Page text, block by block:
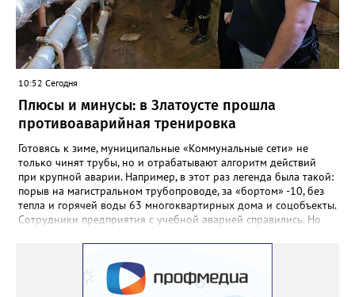
Златоуста Олег Решетников. «Её вклад зафиксирован в
важнейших документах школы, но главное - он остался в
людях: в тех учителях, которых она поддержала, в тех
учениках, которых она вдохновила. Заслуженный учитель РФ,
«Отличник народного просвещения», обладатель медали «За
доблестный труд», Галина Ивановна оставила не только
награды и документы, но и работающий, живой механизм
школы, который продолжает жить её принципами», - говорится
в некрологе.
10:52 Сегодня
Плюсы и минусы: в Златоусте прошла
противоаварийная тренировка
Готовясь к зиме, муниципальные «Коммунальные сети» не
только чинят трубы, но и отрабатывают алгоритм действий
при крупной аварии. Например, в этот раз легенда была такой:
порыв на магистральном трубопроводе, за «бортом» -10, без
тепла и горячей воды 63 многоквартирных дома и соцобъекты.
Сотрудники предприятия с учебной аварией справились. Но
отметили и недочёты. «Например, управляющие компании
несвоевременно приняли меры для предотвращения
“перемерзания” общей домовой тепловой сети
многоквартирного дома, отсутствовало взаимодействие с